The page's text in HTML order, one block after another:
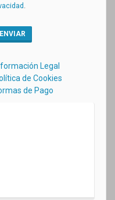
ENVIAR
Legal
de Cookies
de Pago